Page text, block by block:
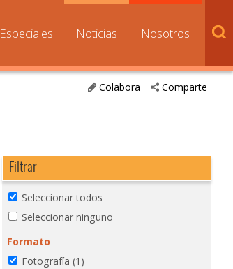
Especiales Noticias Nosotros
Comparte
Colabora
Filtrar
Seleccionar todos
Seleccionar ninguno
Formato
Fotografía (1)